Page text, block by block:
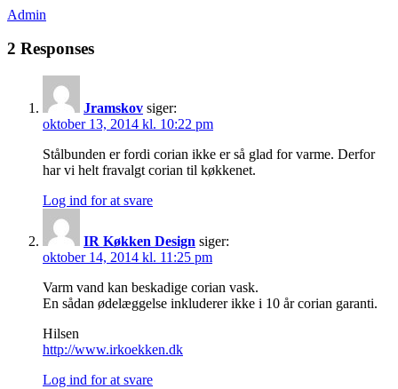
Admin
2 Responses
Jramskov siger:
oktober 13, 2014 kl. 10:22 pm
Stålbunden er fordi corian ikke er så glad for varme. Derfor
har vi helt fravalgt corian til køkkenet.
Log ind for at svare
IR Køkken Design siger:
oktober 14, 2014 kl. 11:25 pm
Varm vand kan beskadige corian vask.
En sådan ødelæggelse inkluderer ikke i 10 år corian garanti.
Hilsen
http://www.irkoekken.dk
Log ind for at svare